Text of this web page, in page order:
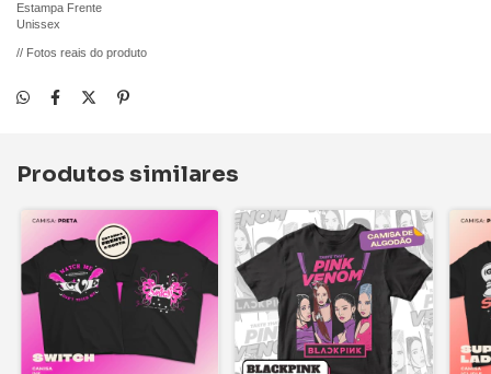
Estampa Frente
Unissex
// Fotos reais do produto
Produtos similares